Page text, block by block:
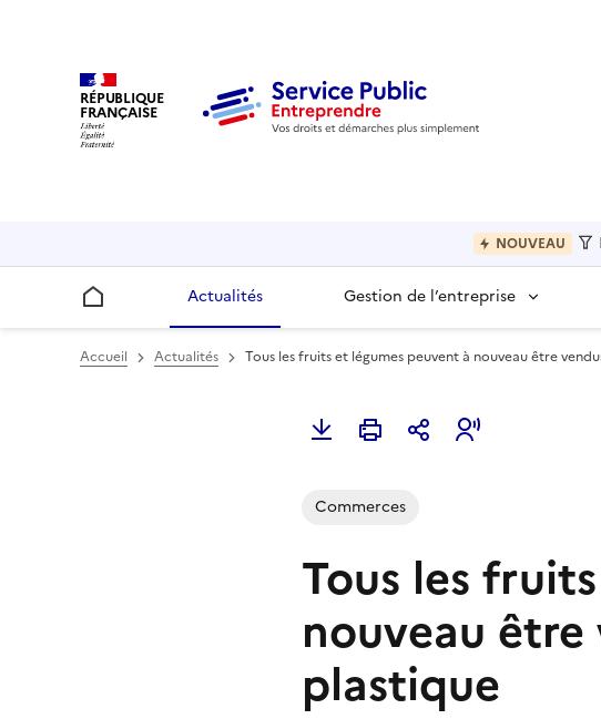
RÉPUBLIQUE
FRANÇAISE
NOUVEAU
Accueil Actualités Gestion de l’entreprise
Accueil Actualités Tous les fruits et légumes peuvent à nouveau être
Commerces
Tous les
nouveau être
plastique